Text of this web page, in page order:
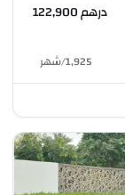
درهم 122,900
1,925
/شهر